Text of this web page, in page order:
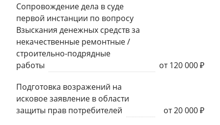
Сопровождение дела в суде
первой инстанции по вопросу
Взыскания денежных средств за
некачественные ремонтные /
строительно-подрядные
работы
от 120 000 ₽
Подготовка возражений на
исковое заявление в области
защиты прав потребителей
от 20 000 ₽